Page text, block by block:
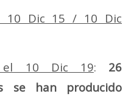
10 Dic 15 / 10 Dic
el 10 Dic 19: 26
se han producido